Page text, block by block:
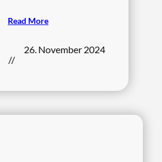
Read More
//
26. November 2024